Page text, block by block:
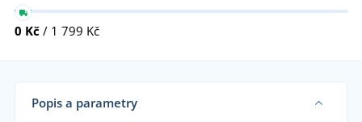
0 Kč / 1 799 Kč
Popis a parametry